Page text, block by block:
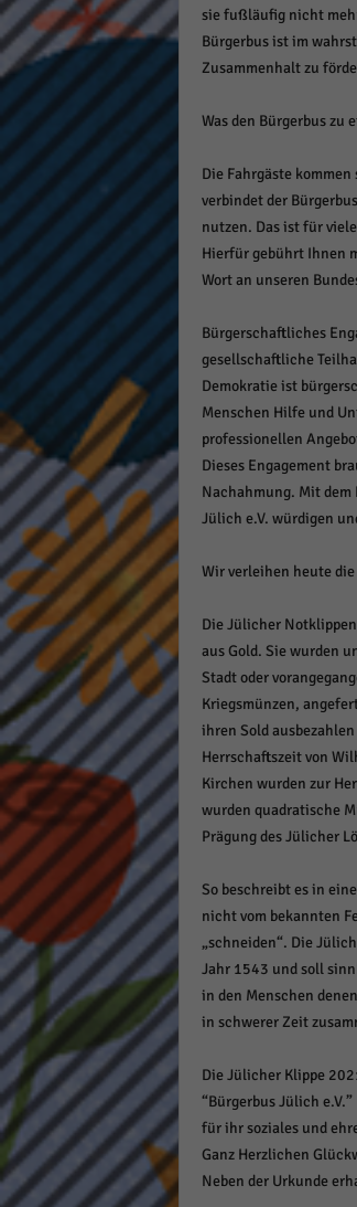
sie fußläufig nicht
Bürgerbus ist im
Zusammenhalt zu
Was den Bürgerbus zu
Die Fahrgäste
verbindet der
nutzen. Das ist für
Hierfür gebührt Ihnen
Wort an unseren
Bürgerschaftliches
gesellschaftliche
Demokratie ist
Menschen Hilfe und
professionellen
Dieses Engagement
Nachahmung. Mit dem
Jülich e.V. würdigen
Wir verleihen heute
Die Jülicher
aus Gold. Sie wurden
Stadt oder
Kriegsmünzen,
ihren Sold
Herrschaftszeit von
Kirchen wurden zur
wurden quadratische
Prägung des Jülicher
So beschreibt es in
nicht vom bekannten
„schneiden“. Die
Jahr 1543 und soll
in den Menschen
in schwerer Zeit
Die Jülicher Klippe
“Bürgerbus Jülich e.V.”
für ihr soziales und
Ganz Herzlichen
Neben der Urkunde